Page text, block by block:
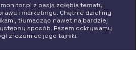
z pasją zgłębia tematy
i marketingu. Chętnie dzielimy
tłumacząc nawet najbardziej
sposób. Razem odkrywamy
zrozumieć jego tajniki.